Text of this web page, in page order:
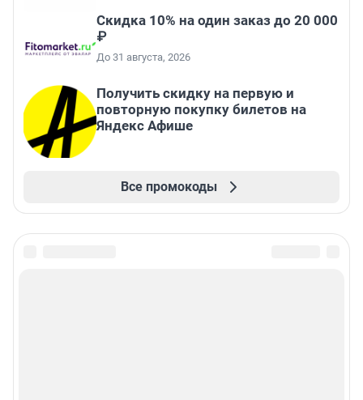
Скидка 10% на один заказ до 20 000
₽
До 31 августа, 2026
Получить скидку на первую и
повторную покупку билетов на
Яндекс Афише
Все промокоды